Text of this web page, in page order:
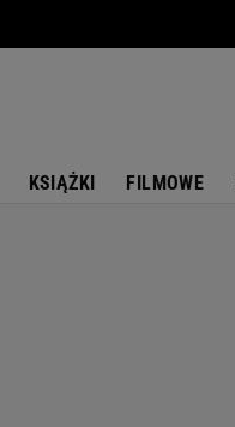
KSIĄŻKI FILMOWE